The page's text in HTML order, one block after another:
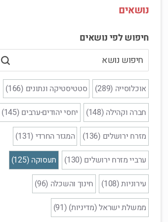
נושאים
חיפוש לפי נושאים
אוכלוסייה (289)
סטטיסטיקה ונתונים (166)
חברה וקהילה (148)
יחסי יהודים-ערבים (145)
מזרח ירושלים (136)
המגזר החרדי (131)
ערביי מזרח ירושלים (130)
תעסוקה (125)
עירוניות (108)
חינוך והשכלה (96)
ממשלת ישראל (מדיניות) (91)